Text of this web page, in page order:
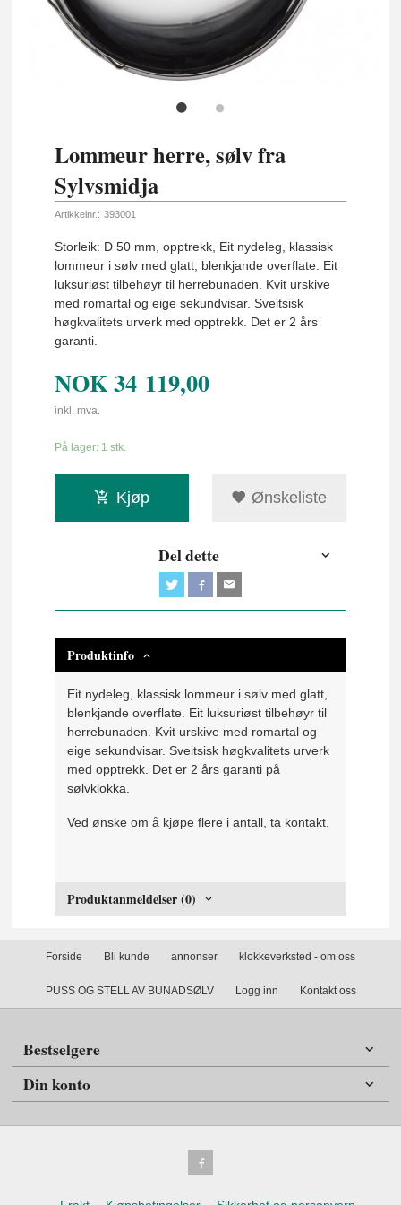
Lommeur herre, sølv fra
Sylvsmidja
Artikkelnr.: 393001
Storleik: D 50 mm, opptrekk, Eit nydeleg, klassisk
lommeur i sølv med glatt, blenkjande overflate. Eit
luksuriøst tilbehøyr til herrebunaden. Kvit urskive
med romartal og eige sekundvisar. Sveitsisk
høgkvalitets urverk med opptrekk. Det er 2 års
garanti.
NOK34 119,00
inkl. mva.
På lager: 1 stk.
Kjøp Ønskeliste
Del dette
Produktinfo
Eit nydeleg, klassisk lommeur i sølv med glatt,
blenkjande overflate. Eit luksuriøst tilbehøyr til
herrebunaden. Kvit urskive med romartal og
eige sekundvisar. Sveitsisk høgkvalitets urverk
med opptrekk. Det er 2 års garanti på
sølvklokka.
Ved ønske om å kjøpe flere i antall, ta kontakt.
Produktanmeldelser (0)
Forside Bli kunde annonser klokkeverksted - om oss
PUSS OG STELL AV BUNADSØLV Logg inn Kontakt oss
Bestselgere
Din konto